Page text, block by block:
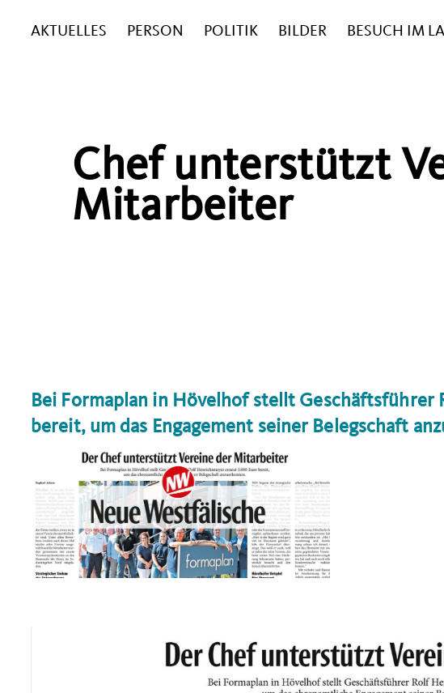
AKTUELLES PERSON POLITIK BILDER BESUCH IM
Chef unterstützt
Mitarbeiter
Bei Formaplan in Hövelhof stellt
bereit, um das Engagement seiner Belegschaft